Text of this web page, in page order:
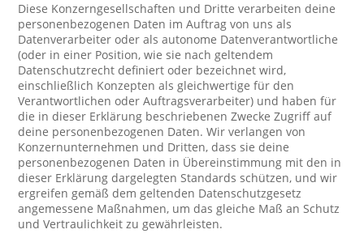
Diese Konzerngesellschaften und Dritte verarbeiten deine
personenbezogenen Daten im Auftrag von uns als
Datenverarbeiter oder als autonome Datenverantwortliche
(oder in einer Position, wie sie nach geltendem
Datenschutzrecht definiert oder bezeichnet wird,
einschließlich Konzepten als gleichwertige für den
Verantwortlichen oder Auftragsverarbeiter) und haben für
die in dieser Erklärung beschriebenen Zwecke Zugriff auf
deine personenbezogenen Daten. Wir verlangen von
Konzernunternehmen und Dritten, dass sie deine
personenbezogenen Daten in Übereinstimmung mit den in
dieser Erklärung dargelegten Standards schützen, und wir
ergreifen gemäß dem geltenden Datenschutzgesetz
angemessene Maßnahmen, um das gleiche Maß an Schutz
und Vertraulichkeit zu gewährleisten.